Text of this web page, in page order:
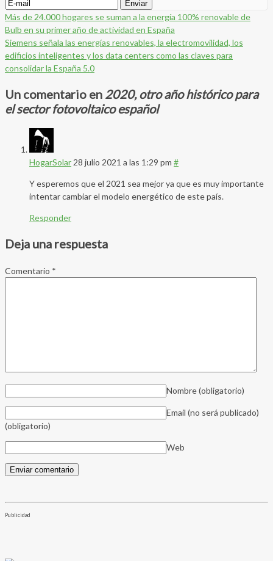
Más de 24.000 hogares se suman a la energía 100% renovable de
Bulb en su primer año de actividad en España
Siemens señala las energías renovables, la electromovilidad, los
edificios inteligentes y los data centers como las claves para
consolidar la España 5.0
Un comentario en 2020, otro año histórico para
el sector fotovoltaico español
HogarSolar 28 julio 2021 a las 1:29 pm #
Y esperemos que el 2021 sea mejor ya que es muy importante
intentar cambiar el modelo energético de este país.
Responder
Deja una respuesta
Comentario *
Nombre(obligatorio)
Email (no será publicado)
(obligatorio)
Web
Publicidad